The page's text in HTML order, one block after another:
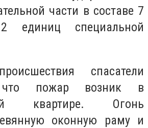
части в составе 7
единиц специальной
спасатели
что пожар возник в
квартире. Огонь
оконную раму и